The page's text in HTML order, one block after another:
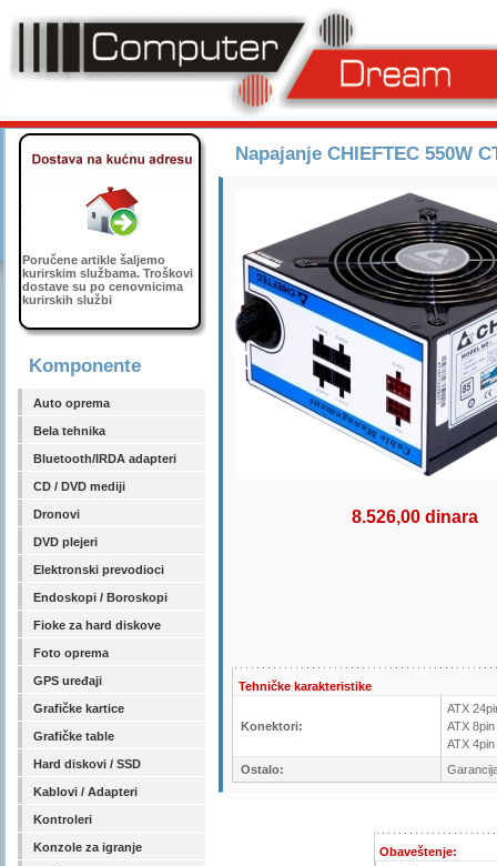
Poručene artikle šaljemo
kurirskim službama. Troškovi
dostave su po cenovnicima
kurirskih službi
Komponente
Auto oprema
Bela tehnika
Bluetooth/IRDA adapteri
CD / DVD mediji
Dronovi
DVD plejeri
Elektronski prevodioci
Endoskopi / Boroskopi
Fioke za hard diskove
Foto oprema
GPS uređaji
Grafičke kartice
Grafičke table
Hard diskovi / SSD
Kablovi / Adapteri
Kontroleri
Konzole za igranje
Napajanje CHIEFTEC 550W
8.526,00 dinara
Tehničke karakteristike
Konektori:
ATX
ATX
ATX
Ostalo:
Obaveštenje: